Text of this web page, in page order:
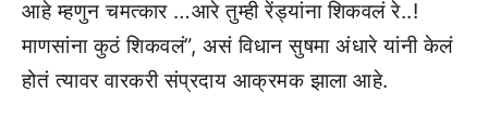
आहे म्हणुन चमत्कार …आरे तुम्ही रेंड्यांना शिकवलं रे..!
माणसांना कुठं शिकवलं”, असं विधान सुषमा अंधारे यांनी केलं
होतं त्यावर वारकरी संप्रदाय आक्रमक झाला आहे.